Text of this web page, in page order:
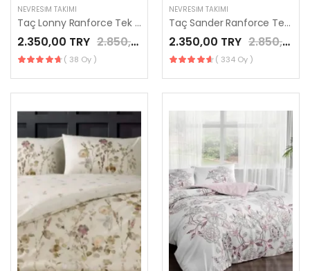
NEVRESIM TAKIMI
Taç Lonny Ranforce Tek Kişilik Nevresim Takımı Lacivert
2.350,00 TRY 2.850,00 TRY
( 38 Oy )
NEVRESIM TAKIMI
Taç Sander Ranforce Tek Kişilik Nevresim Takımı Mavi
2.350,00 TRY 2.850,00 TRY
( 334 Oy )